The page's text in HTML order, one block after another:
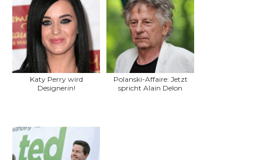
Katy Perry wird
Designerin!
Polanski-Affaire: Jetzt
spricht Alain Delon